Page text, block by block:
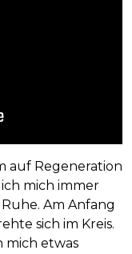
auf Regeneration
mich immer
Am Anfang
sich im Kreis.
mich etwas